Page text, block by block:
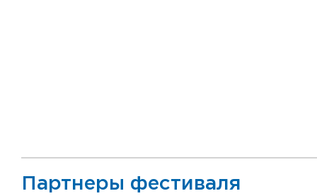
Партнеры фестиваля